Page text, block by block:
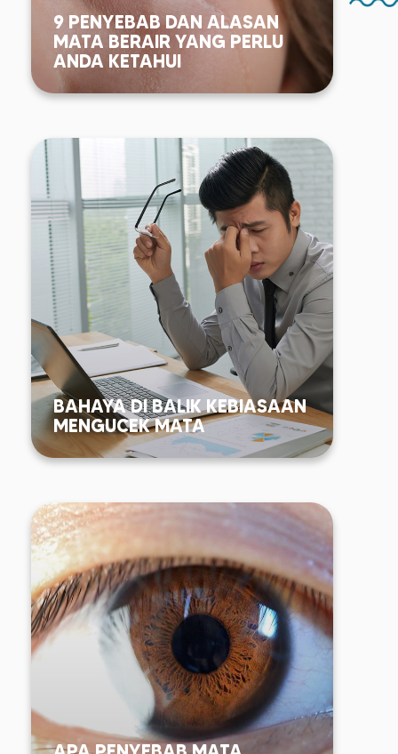
9 PENYEBAB DAN ALASAN
MATA BERAIR YANG PERLU
ANDA KETAHUI
BAHAYA DI BALIK KEBIASAAN
MENGUCEK MATA